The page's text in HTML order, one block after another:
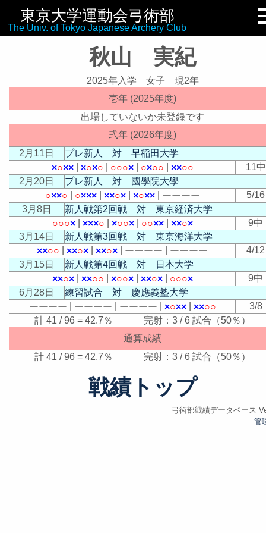
東京大学運動会弓術部
The Univ. of Tokyo Japanese Archery Club
リンク集
秋山 実紀
2025年入学 女子 現2年
壱年 (2025年度)
出場していないか未登録です
弐年 (2026年度)
2月11日
プレ新人 対 早稲田大学
×○××| ×○×○ ○○○×| ○×○○ ××○○
11中
2月20日
プレ新人 対 國學院大學
○××○ ○×××| ××○×| ×○××| ーーーー
5/16
3月8日
新人戦第2回戦 対 東京経済大学
○○○×| ×××○ ×○○×| ○○××| ××○×
9中
3月14日
新人戦第3回戦 対 東京海洋大学
××○○ |××○× |××○× ーーーー ーーーー
4/12
3月15日
新人戦第4回戦 対 日本大学
××○×| ××○○ ×○○×| ××○×| ○○○×
9中
6月28日
練習試合 対 慶應義塾大学
ーーーー ーーーー ーーーー ×○××| ××○○
3/8
計 41 / 96 = 42.7％ 完射：3 / 6 試合（50％）
通算成績
計 41 / 96 = 42.7％ 完射：3 / 6 試合（50％）
戦績トップ
弓術部戦績データベース
管